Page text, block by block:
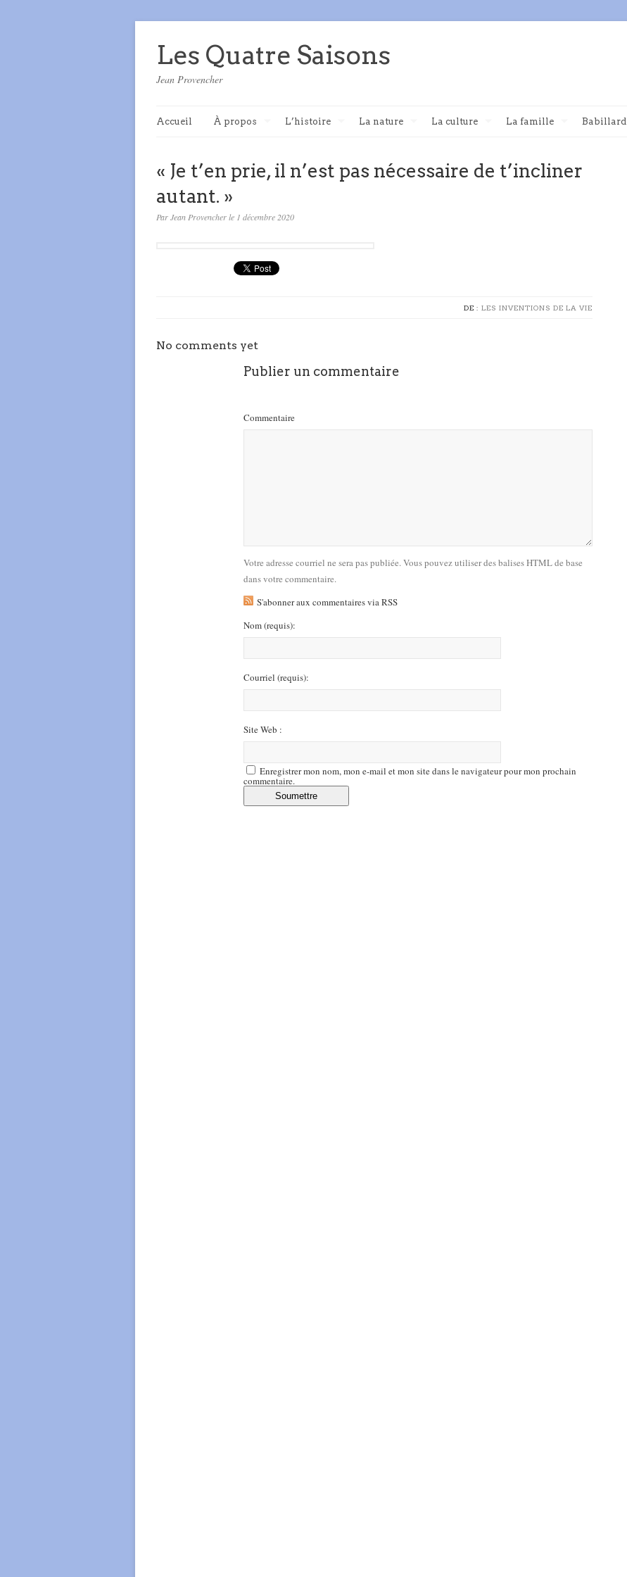
Les Quatre Saisons
Jean Provencher
Accueil À propos L’histoire La nature La culture La famille Babillard
« Je t’en prie, il n’est pas nécessaire de t’incliner
autant. »
Par Jean Provencher le 1 décembre 2020
DE : LES INVENTIONS DE LA VIE
No comments yet
Publier un commentaire
Commentaire
Votre adresse courriel ne sera pas publiée. Vous pouvez utiliser des balises HTML de base
dans votre commentaire.
S'abonner aux commentaires via RSS
Nom(requis):
Courriel (requis):
Site Web :
Enregistrer mon nom, mon e-mail et mon site dans le navigateur pour mon prochain
commentaire.